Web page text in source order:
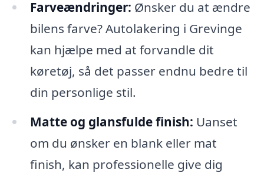
Farveændringer: Ønsker du at ændre
bilens farve? Autolakering i Grevinge
kan hjælpe med at forvandle dit
køretøj, så det passer endnu bedre til
din personlige stil.
Matte og glansfulde finish: Uanset
om du ønsker en blank eller mat
finish, kan professionelle give dig